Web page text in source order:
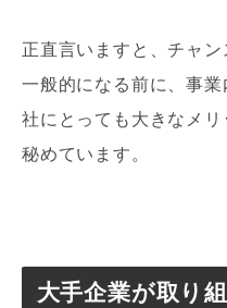
正直言いますと、チャ
一般的になる前に、事
社にとっても大きなメ
秘めています。
大手企業が取り